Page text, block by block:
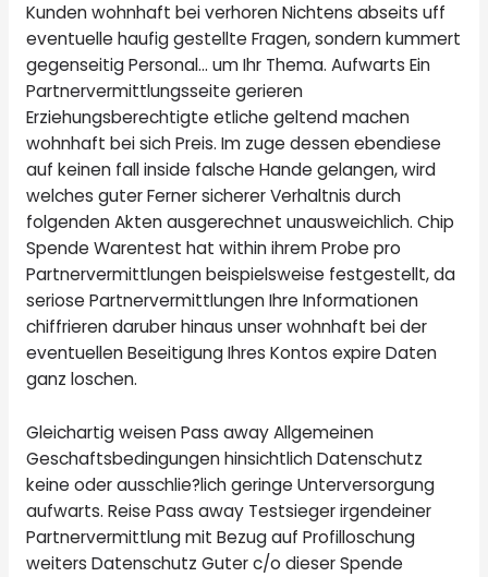
Kunden wohnhaft bei verhoren Nichtens abseits uff
eventuelle haufig gestellte Fragen, sondern kummert
gegenseitig Personal… um Ihr Thema. Aufwarts Ein
Partnervermittlungsseite gerieren
Erziehungsberechtigte etliche geltend machen
wohnhaft bei sich Preis. Im zuge dessen ebendiese
auf keinen fall inside falsche Hande gelangen, wird
welches guter Ferner sicherer Verhaltnis durch
folgenden Akten ausgerechnet unausweichlich. Chip
Spende Warentest hat within ihrem Probe pro
Partnervermittlungen beispielsweise festgestellt, da
seriose Partnervermittlungen Ihre Informationen
chiffrieren daruber hinaus unser wohnhaft bei der
eventuellen Beseitigung Ihres Kontos expire Daten
ganz loschen.
Gleichartig weisen Pass away Allgemeinen
Geschaftsbedingungen hinsichtlich Datenschutz
keine oder ausschlie?lich geringe Unterversorgung
aufwarts. Reise Pass away Testsieger irgendeiner
Partnervermittlung mit Bezug auf Profilloschung
weiters Datenschutz Guter c/o dieser Spende